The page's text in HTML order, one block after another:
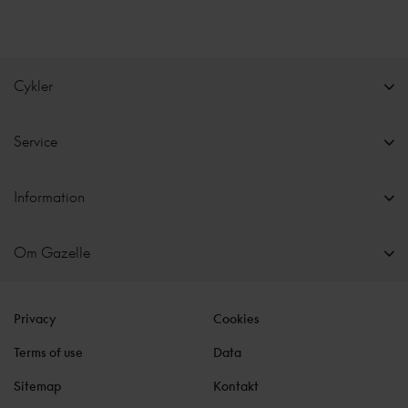
Cykler
Service
Information
Om Gazelle
Privacy Cookies
Terms of use Data
Sitemap Kontakt